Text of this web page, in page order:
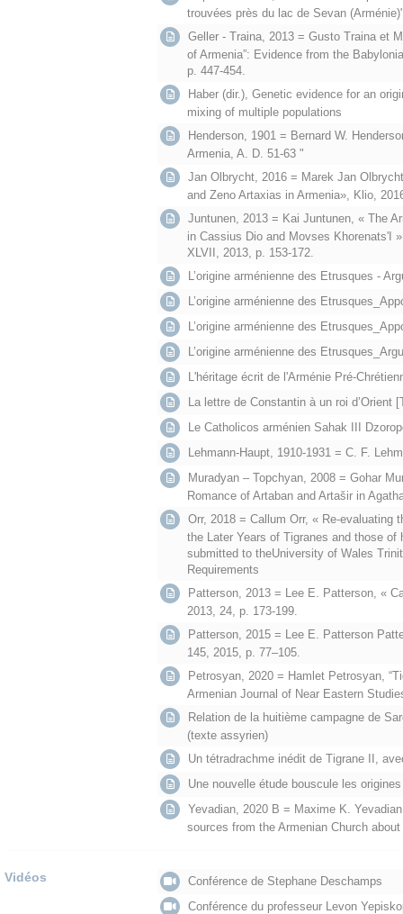
trouvées près du lac de Sevan
Geller - Traina, 2013 = Gusto Traina et
of Armenia”: Evidence from the
p. 447-454.
Haber (dir.), Genetic evidence for an
mixing of multiple populations
Henderson, 1901 = Bernard W.
Armenia, A. D. 51-63 "
Jan Olbrycht, 2016 = Marek Jan
and Zeno Artaxias in Armenia», Klio,
Juntunen, 2013 = Kai Juntunen, « The
in Cassius Dio and Movses Khorenats'I
XLVII, 2013, p. 153-172.
L’origine arménienne des Etrusques -
L’origine arménienne des
L’origine arménienne des
L’origine arménienne des
L'héritage écrit de l'Arménie Pré-
La lettre de Constantin à un roi d’Orient
Le Catholicos arménien Sahak III
Lehmann-Haupt, 1910-1931 = C. F.
Muradyan – Topchyan, 2008 = Gohar
Romance of Artaban and Artašir in
Orr, 2018 = Callum Orr, « Re-evaluating
the Later Years of Tigranes and those
submitted to theUniversity of Wales
Requirements
Patterson, 2013 = Lee E. Patterson, «
2013, 24, p. 173-199.
Patterson, 2015 = Lee E. Patterson
145, 2015, p. 77–105.
Petrosyan, 2020 = Hamlet Petrosyan,
Armenian Journal of Near Eastern
Relation de la huitième campagne de
(texte assyrien)
Un tétradrachme inédit de Tigrane II,
Une nouvelle étude bouscule les
Yevadian, 2020 B = Maxime K.
sources from the Armenian Church
Vidéos
Conférence de Stephane Deschamps
Conférence du professeur Levon